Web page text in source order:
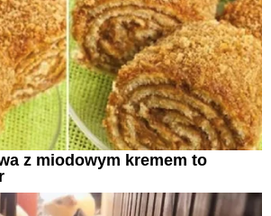
z miodowym kremem to